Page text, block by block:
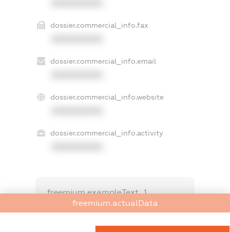
dossier.commercial_info.fax
dossier.commercial_info.email
dossier.commercial_info.website
dossier.commercial_info.activity
freemium.exampleText_1
freemium.exampleText_2
FREEMIUM.DETAILS
freemium.actualData